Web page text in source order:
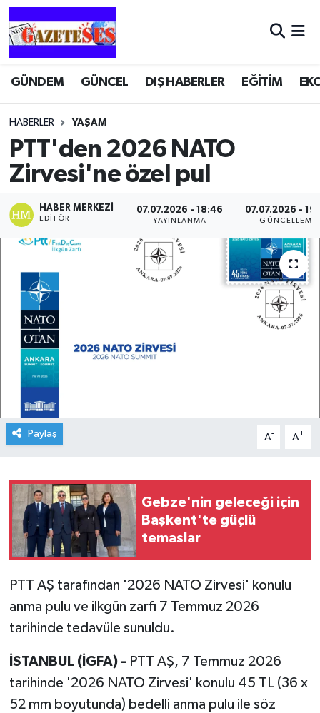
GÜNDEM GÜNCEL DIŞ HABERLER EĞİTİM
HABERLER YAŞAM
PTT'den 2026 NATO
Zirvesi'ne özel pul
HABER MERKEZI
EDITÖR
07.07.2026 - 18:46
YAYINLANMA
07.07.2026 -
GÜNCELLEME
Paylaş A- A+
Gebze'nin geleceği için
Başkent'te güçlü
temaslar
PTT AŞ tarafından '2026 NATO Zirvesi' konulu
anma pulu ve ilkgün zarfı 7 Temmuz 2026
tarihinde tedavüle sunuldu.
İSTANBUL (İGFA) - PTT AŞ, 7 Temmuz 2026
tarihinde '2026 NATO Zirvesi' konulu 45 TL (36 x
52 mm boyutunda) bedelli anma pulu ile söz